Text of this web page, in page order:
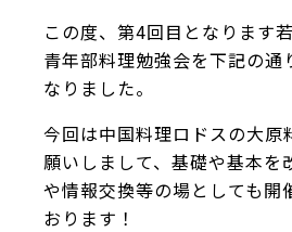
この度、第4回目となります
青年部料理勉強会を下記の通
なりました。
今回は中国料理ロドスの大原
願いしまして、基礎や基本を
や情報交換等の場としても開
おります！